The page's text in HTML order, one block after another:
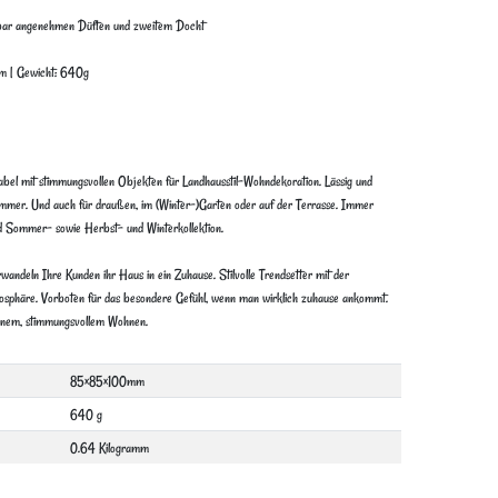
angenehmen Düften und zweitem Docht
| Gewicht: 640g
mit stimmungsvollen Objekten für Landhausstil-Wohndekoration. Lässig und
Und auch für draußen, im (Winter-)Garten oder auf der Terrasse. Immer
Sommer- sowie Herbst- und Winterkollektion.
Ihre Kunden ihr Haus in ein Zuhause. Stilvolle Trendsetter mit der
Vorboten für das besondere Gefühl, wenn man wirklich zuhause ankommt.
stimmungsvollem Wohnen.
85×85×100mm
640 g
0.64 Kilogramm